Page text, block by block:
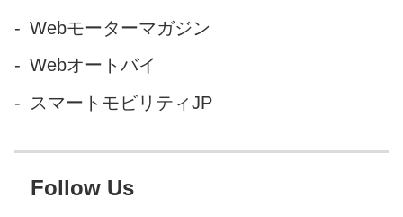
Webモーターマガジン
Webオートバイ
スマートモビリティJP
Follow Us